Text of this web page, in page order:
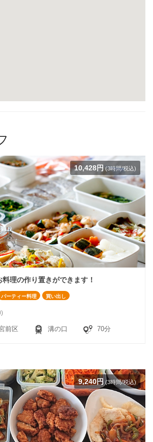
10,428円(3時間/税込)
理の作り置きができます！
パーティー料理 買い出し
前区 溝の口 70分
9,240円(3時間/税込)